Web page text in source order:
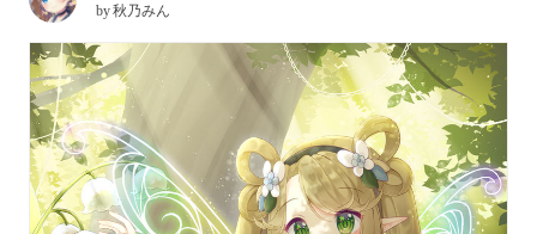
by秋乃みん